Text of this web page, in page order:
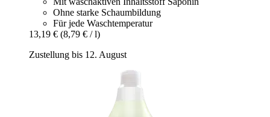
Ohne starke Schaumbildung
Für jede Waschtemperatur
13,19 € (8,79 € / l)
Zustellung bis 12. August